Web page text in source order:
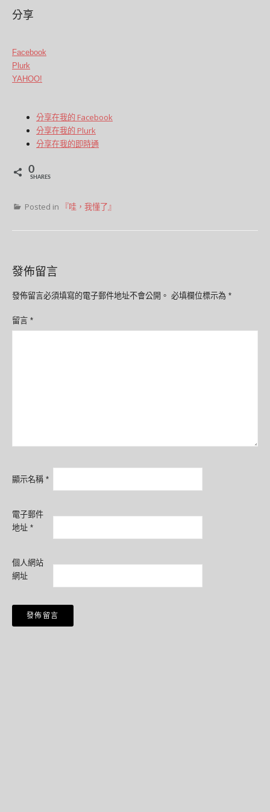
分享
Facebook
Plurk
YAHOO!
分享在我的 Facebook
分享在我的 Plurk
分享在我的即時通
0
SHARES
Posted in 『哇，我懂了』
發佈留言
發佈留言必須填寫的電子郵件地址不會公開。 必填欄位標示為 *
留言 *
顯示名稱 *
電子郵件
地址 *
個人網站
網址